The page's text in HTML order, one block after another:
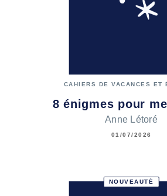
CAHIERS DE VACANCES ET
8 énigmes pour
Anne Létoré
01/07/2026
NOUVEAUTÉ